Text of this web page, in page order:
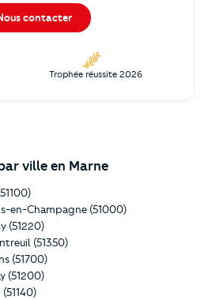
contacter
Trophée réussite 2026
ville en Marne
en-Champagne (51000)
(51220)
(51350)
(51700)
(51200)